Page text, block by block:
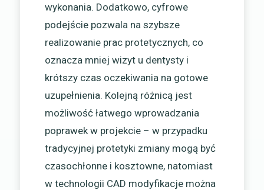
wykonania. Dodatkowo, cyfrowe
podejście pozwala na szybsze
realizowanie prac protetycznych, co
oznacza mniej wizyt u dentysty i
krótszy czas oczekiwania na gotowe
uzupełnienia. Kolejną różnicą jest
możliwość łatwego wprowadzania
poprawek w projekcie – w przypadku
tradycyjnej protetyki zmiany mogą być
czasochłonne i kosztowne, natomiast
w technologii CAD modyfikacje można